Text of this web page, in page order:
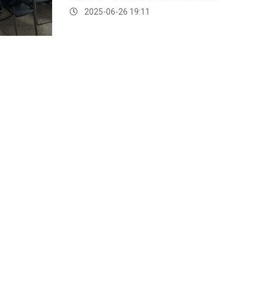
2025-06-26 19:11